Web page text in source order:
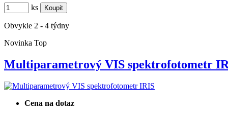
ks
Obvykle 2 - 4 týdny
Novinka Top
Multiparametrový VIS spektrofotometr
Cena na dotaz